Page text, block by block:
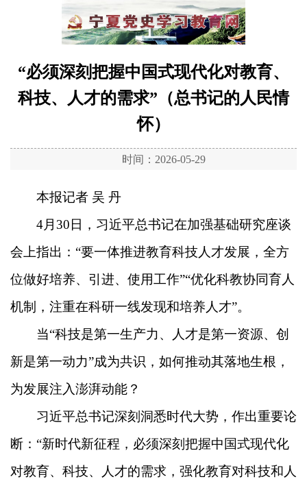
“必须深刻把握中国式现代化对教育、
科技、人才的需求”（总书记的人民情
怀）
时间：2026-05-29
本报记者 吴 丹
4月30日，习近平总书记在加强基础研究座谈
会上指出：“要一体推进教育科技人才发展，全方
位做好培养、引进、使用工作”“优化科教协同育人
机制，注重在科研一线发现和培养人才”。
当“科技是第一生产力、人才是第一资源、创
新是第一动力”成为共识，如何推动其落地生根，
为发展注入澎湃动能？
习近平总书记深刻洞悉时代大势，作出重要论
断：“新时代新征程，必须深刻把握中国式现代化
对教育、科技、人才的需求，强化教育对科技和人